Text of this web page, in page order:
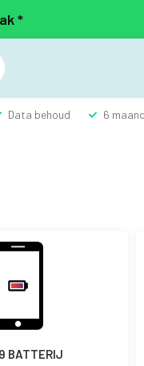
*
Data behoud 6
BATTERIJ